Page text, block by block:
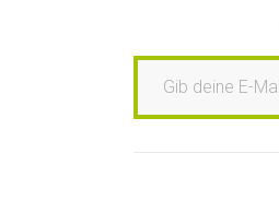
Gib deine E-Mail-Adresse ein …